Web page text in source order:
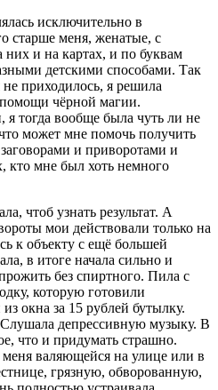
исключительно в
старше меня, женатые, с
них и на картах, и по буквам
детскими способами. Так
не приходилось, я решила
помощи чёрной магии.
я тогда вообще была чуть ли не
может мне помочь получить
и приворотами и
кто мне был хоть немного
чтоб узнать результат. А
мои действовали только на
к объекту с ещё большей
в итоге начала сильно и
без спиртного. Пила с
которую готовили
окна за 15 рублей бутылку.
депрессивную музыку. В
что и придумать страшно.
валяющейся на улице или в
грязную, обворованную,